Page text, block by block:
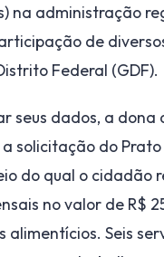
na administração
de
Federal (GDF).
seus dados, a dona
solicitação do Prato
do qual o cidadão
no valor de R$
alimentícios. Seis